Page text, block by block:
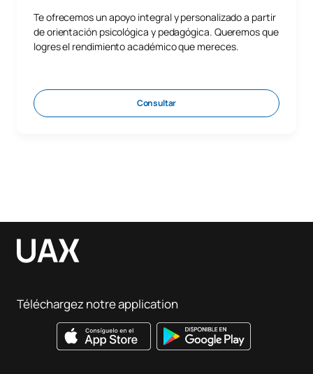
Te ofrecemos un apoyo integral y personalizado a partir
de orientación psicológica y pedagógica. Queremos que
logres el rendimiento académico que mereces.
Consultar
Téléchargez notre application